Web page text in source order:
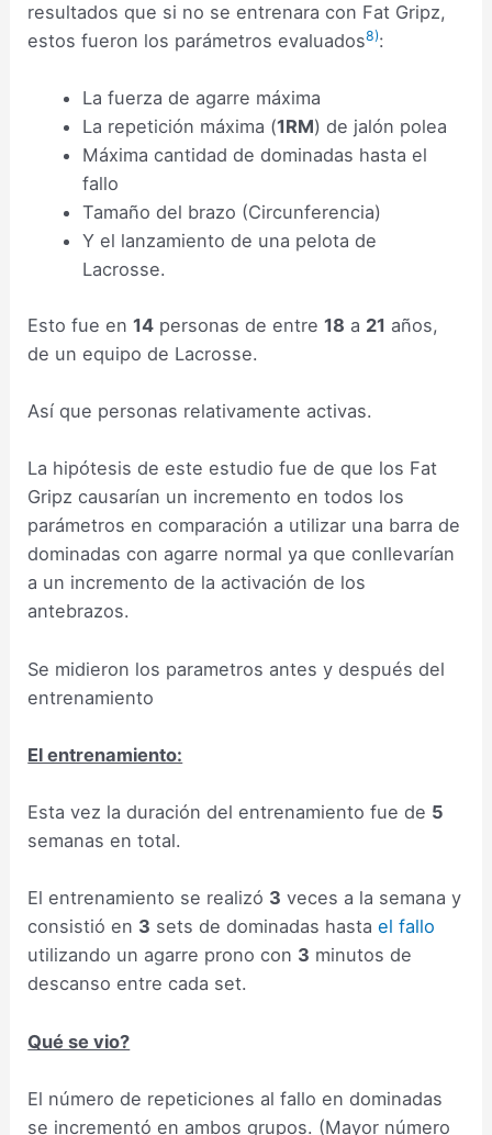
resultados que si no se entrenara con Fat Gripz,
estos fueron los parámetros evaluados8):
La fuerza de agarre máxima
La repetición máxima (1RM) de jalón polea
Máxima cantidad de dominadas hasta el
fallo
Tamaño del brazo (Circunferencia)
Y el lanzamiento de una pelota de
Lacrosse.
Esto fue en14 personas de entre18 a 21 años,
de un equipo de Lacrosse.
Así que personas relativamente activas.
La hipótesis de este estudio fue de que los Fat
Gripz causarían un incremento en todos los
parámetros en comparación a utilizar una barra de
dominadas con agarre normal ya que conllevarían
a un incremento de la activación de los
antebrazos.
Se midieron los parametros antes y después del
entrenamiento
El entrenamiento:
Esta vez la duración del entrenamiento fue de 5
semanas en total.
El entrenamiento se realizó 3 veces a la semana y
consistió en 3 sets de dominadas hastael fallo
utilizando un agarre prono con 3 minutos de
descanso entre cada set.
Qué se vio?
El número de repeticiones al fallo en dominadas
se incrementó en ambos grupos. (Mayor número